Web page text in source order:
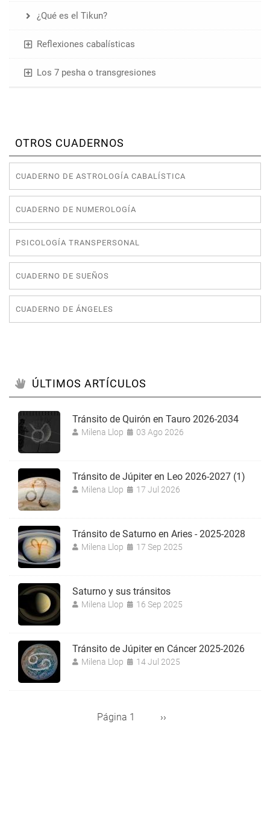
¿Qué es el Tikun?
Reflexiones cabalísticas
Los 7 pesha o transgresiones
OTROS CUADERNOS
CUADERNO DE ASTROLOGÍA CABALÍSTICA
CUADERNO DE NUMEROLOGÍA
PSICOLOGÍA TRANSPERSONAL
CUADERNO DE SUEÑOS
CUADERNO DE ÁNGELES
ÚLTIMOS ARTÍCULOS
Tránsito de Quirón en Tauro 2026-2034
Milena Llop 03 Ago 2026
Tránsito de Júpiter en Leo 2026-2027 (1)
Milena Llop 17 Jul 2026
Tránsito de Saturno en Aries - 2025-2028
Milena Llop 17 Sep 2025
Saturno y sus tránsitos
Milena Llop 16 Sep 2025
Tránsito de Júpiter en Cáncer 2025-2026
Milena Llop 14 Jul 2025
Página 1
Siguiente
››